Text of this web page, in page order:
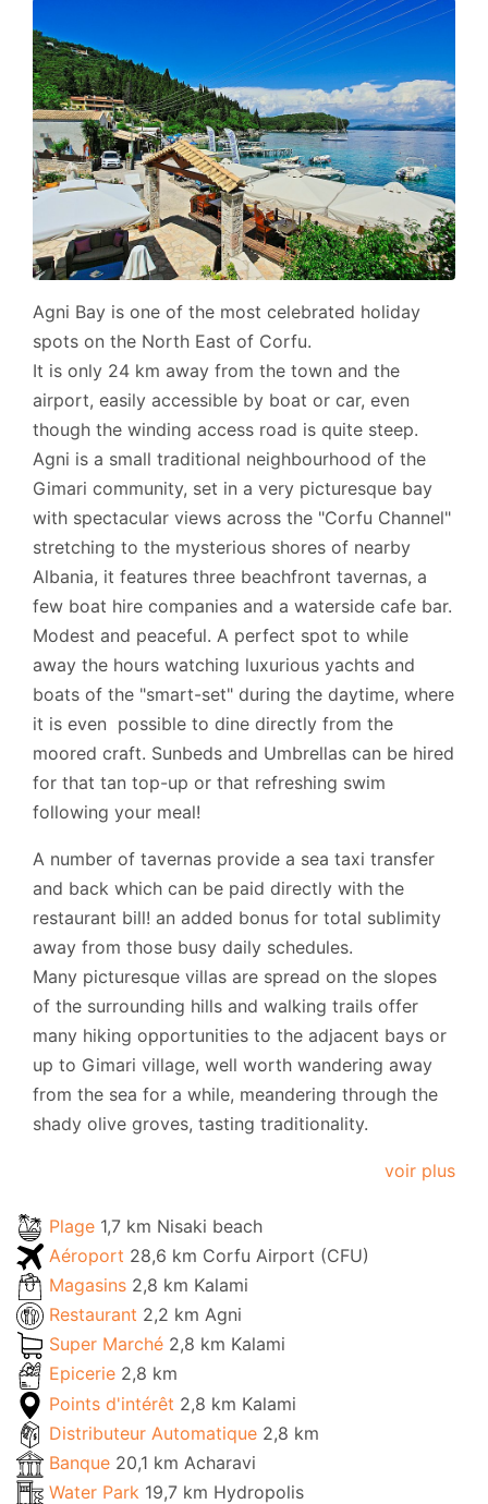
Agni Bay is one of the most celebrated holiday
spots on the North East of Corfu.
It is only 24 km away from the town and the
airport, easily accessible by boat or car, even
though the winding access road is quite steep.
Agni is a small traditional neighbourhood of the
Gimari community, set in a very picturesque bay
with spectacular views across the "Corfu Channel"
stretching to the mysterious shores of nearby
Albania, it features three beachfront tavernas, a
few boat hire companies and a waterside cafe bar.
Modest and peaceful. A perfect spot to while
away the hours watching luxurious yachts and
boats of the "smart-set" during the daytime, where
it is even possible to dine directly from the
moored craft. Sunbeds and Umbrellas can be hired
for that tan top-up or that refreshing swim
following your meal!
A number of tavernas provide a sea taxi transfer
and back which can be paid directly with the
restaurant bill! an added bonus for total sublimity
away from those busy daily schedules.
Many picturesque villas are spread on the slopes
of the surrounding hills and walking trails offer
many hiking opportunities to the adjacent bays or
up to Gimari village, well worth wandering away
from the sea for a while, meandering through the
shady olive groves, tasting traditionality.
voir plus
Plage 1,7 km Nisaki beach
Aéroport 28,6 km Corfu Airport (CFU)
Magasins 2,8 km Kalami
Restaurant 2,2 km Agni
Super Marché 2,8 km Kalami
Epicerie 2,8 km
Points d'intérêt 2,8 km Kalami
Distributeur Automatique 2,8 km
Banque 20,1 km Acharavi
Water Park 19,7 km Hydropolis